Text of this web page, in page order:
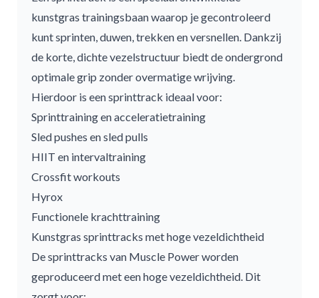
kunstgras trainingsbaan waarop je gecontroleerd
kunt sprinten, duwen, trekken en versnellen. Dankzij
de korte, dichte vezelstructuur biedt de ondergrond
optimale grip zonder overmatige wrijving.
Hierdoor is een sprinttrack ideaal voor:
Sprinttraining en acceleratietraining
Sled pushes en sled pulls
HIIT en intervaltraining
Crossfit workouts
Hyrox
Functionele krachttraining
Kunstgras sprinttracks met hoge vezeldichtheid
De sprinttracks van Muscle Power worden
geproduceerd met een hoge vezeldichtheid. Dit